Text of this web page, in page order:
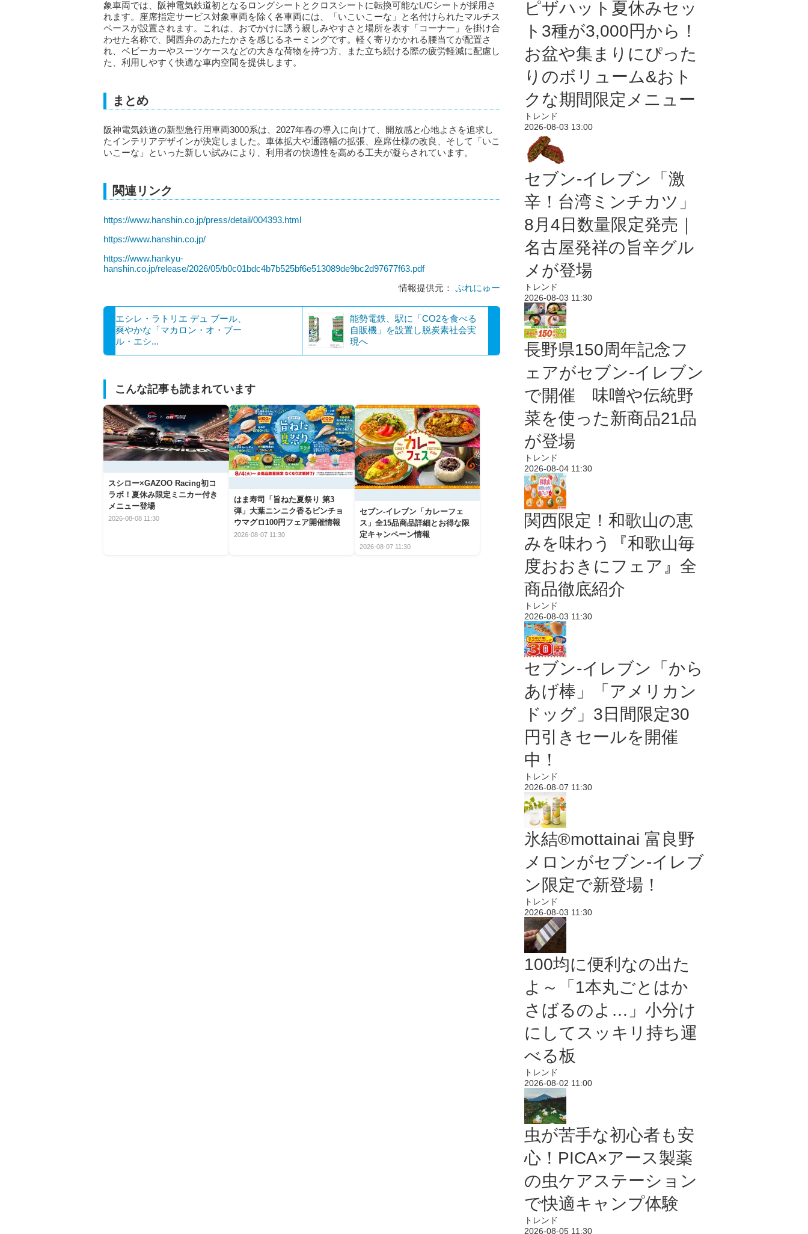
象車両では、阪神電気鉄道初となるロングシートとクロスシートに転換可能なL/Cシートが採用さ
れます。座席指定サービス対象車両を除く各車両には、「いこいこーな」と名付けられたマルチス
ペースが設置されます。これは、おでかけに誘う親しみやすさと場所を表す「コーナー」を掛け合
わせた名称で、関西弁のあたたかさを感じるネーミングです。軽く寄りかかれる腰当てが配置さ
れ、ベビーカーやスーツケースなどの大きな荷物を持つ方、また立ち続ける際の疲労軽減に配慮し
た、利用しやすく快適な車内空間を提供します。
まとめ
阪神電気鉄道の新型急行用車両3000系は、2027年春の導入に向けて、開放感と心地よさを追求し
たインテリアデザインが決定しました。車体拡大や通路幅の拡張、座席仕様の改良、そして「いこ
いこーな」といった新しい試みにより、利用者の快適性を高める工夫が凝らされています。
関連リンク
https://www.hanshin.co.jp/press/detail/004393.html
https://www.hanshin.co.jp/
https://www.hankyu-
hanshin.co.jp/release/2026/05/b0c01bdc4b7b525bf6e513089de9bc2d97677f63.pdf
情報提供元： ぷれにゅー
エシレ・ラトリエ デュ ブール、
爽やかな「マカロン・オ・ブー
ル・エシ...
能勢電鉄、駅に「CO2を食べる
自販機」を設置し脱炭素社会実
現へ
こんな記事も読まれています
スシロー×GAZOO Racing初コ
ラボ！夏休み限定ミニカー付き
メニュー登場
2026-08-08 11:30
はま寿司「旨ねた夏祭り 第3
弾」大葉ニンニク香るビンチョ
ウマグロ100円フェア開催情報
2026-08-07 11:30
セブン‐イレブン「カレーフェ
ス」全15品商品詳細とお得な限
定キャンペーン情報
2026-08-07 11:30
ピザハット夏休みセッ
ト3種が3,000円から！
お盆や集まりにぴった
りのボリューム&おト
クな期間限定メニュー
トレンド
2026-08-03 13:00
セブン-イレブン「激
辛！台湾ミンチカツ」
8月4日数量限定発売｜
名古屋発祥の旨辛グル
メが登場
トレンド
2026-08-03 11:30
長野県150周年記念フ
ェアがセブン-イレブン
で開催 味噌や伝統野
菜を使った新商品21品
が登場
トレンド
2026-08-04 11:30
関西限定！和歌山の恵
みを味わう『和歌山毎
度おおきにフェア』全
商品徹底紹介
トレンド
2026-08-03 11:30
セブン‐イレブン「から
あげ棒」「アメリカン
ドッグ」3日間限定30
円引きセールを開催
中！
トレンド
2026-08-07 11:30
氷結®mottainai 富良野
メロンがセブン‐イレブ
ン限定で新登場！
トレンド
2026-08-03 11:30
100均に便利なの出た
よ～「1本丸ごとはか
さばるのよ…」小分け
にしてスッキリ持ち運
べる板
トレンド
2026-08-02 11:00
虫が苦手な初心者も安
心！PICA×アース製薬
の虫ケアステーション
で快適キャンプ体験
トレンド
2026-08-05 11:30